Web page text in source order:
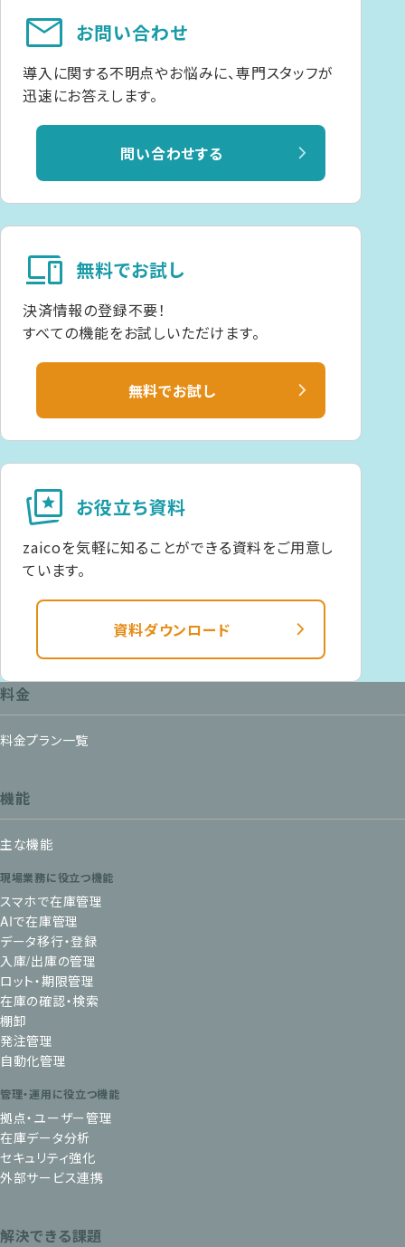
お問い合わせ
mail
導入に関する不明点やお悩みに、専門スタッフが
迅速にお答えします。
問い合わせする
無料でお試し
devices
決済情報の登録不要！
すべての機能をお試しいただけます。
無料でお試し
お役立ち資料
cards_star
zaicoを気軽に知ることができる資料をご用意し
ています。
資料ダウンロード
料金
料金プラン一覧
機能
主な機能
現場業務に役立つ機能
スマホで在庫管理
AIで在庫管理
データ移行・登録
入庫/出庫の管理
ロット・期限管理
在庫の確認・検索
棚卸
発注管理
自動化管理
管理・運用に役立つ機能
拠点・ユーザー管理
在庫データ分析
セキュリティ強化
外部サービス連携
解決できる課題